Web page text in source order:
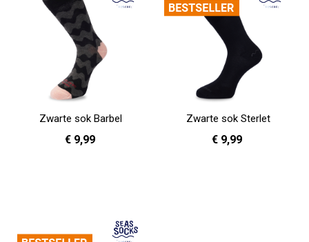
Zwarte sok Barbel
€ 9,99
Zwarte sok Sterlet
€ 9,99